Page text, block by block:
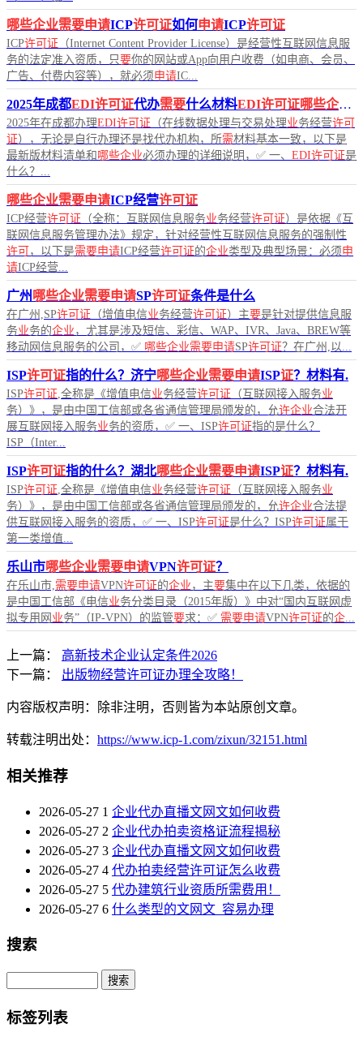
哪些企业需要申请ICP许可证如何申请ICP许可证
ICP许可证 （Internet Content Provider License）是经营性互联网信息服
务的法定准入资质，只要你的网站或App向用户收费（如电商、会员、
广告、付费内容等），就必须申请IC...
2025年成都EDI许可证代办需要什么材料EDI许可证哪些企业需要
2025年在成都办理EDI许可证 （在线数据处理与交易处理业务经营许可
证），无论是自行办理还是找代办机构，所需材料基本一致，以下是
最新版材料清单和 哪些企业必须办理的详细说明，✅ 一、 EDI许可证是
什么？...
哪些企业需要申请ICP经营许可证
ICP经营许可证 （全称：互联网信息服务业务经营许可证）是依据《互
联网信息服务管理办法》规定，针对经营性互联网信息服务的强制性
许可 ，以下是需要申请ICP经营许可证的企业类型及典型场景：必须申
请ICP经营...
广州 哪些企业需要申请SP许可证条件是什么
在广州,SP许可证 （增值电信业务经营许可证）主要是针对提供信息服
务业务的企业 ，尤其是涉及短信、彩信、WAP、IVR、Java、BREW等
移动网信息服务的公司，✅ 哪些企业需要申请SP许可证？在广州,以...
ISP许可证指的什么？济宁哪些企业需要申请ISP证？材料有.
ISP许可证,全称是《增值电信业务经营许可证 （互联网接入服务业
务）》，是由中国工信部或各省通信管理局颁发的，允许企业合法开
展互联网接入服务业务的资质，✅ 一、ISP许可证指的是什么？
ISP（Inter...
ISP许可证指的什么？湖北哪些企业需要申请ISP证？材料有.
ISP许可证,全称是《增值电信业务经营许可证 （互联网接入服务业
务）》，是由中国工信部或各省通信管理局颁发的，允许企业合法提
供互联网接入服务的资质，✅ 一、ISP许可证是什么？ISP许可证属于
第一类增值...
乐山市哪些企业需要申请VPN许可证？
在乐山市,需要申请VPN许可证的企业 ，主要集中在以下几类，依据的
是中国工信部《电信业务分类目录（2015年版）》中对“国内互联网虚
拟专用网 业务”（IP-VPN）的监管要求：✅ 需要申请VPN许可证的企...
上一篇：
高新技术企业认定条件2026
下一篇：
出版物经营许可证办理全攻略！
内容版权声明：除非注明，否则皆为本站原创文章。
转载注明出处： https://www.icp-1.com/zixun/32151.html
相关推荐
2026-05-27 1 企业代办直播文网文如何收费
2026-05-27 2 企业代办拍卖资格证流程揭秘
2026-05-27 3 企业代办直播文网文如何收费
2026-05-27 4 代办拍卖经营许可证怎么收费
2026-05-27 5 代办建筑行业资质所需费用！
2026-05-27 6 什么类型的文网文_容易办理
搜索
Search
标签列表